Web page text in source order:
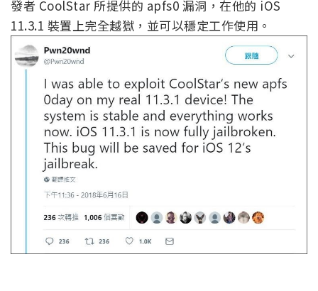
發者 CoolStar 所提供的 apfs0 漏洞，在他的 iOS
11.3.1 裝置上完全越獄，並可以穩定工作使用。